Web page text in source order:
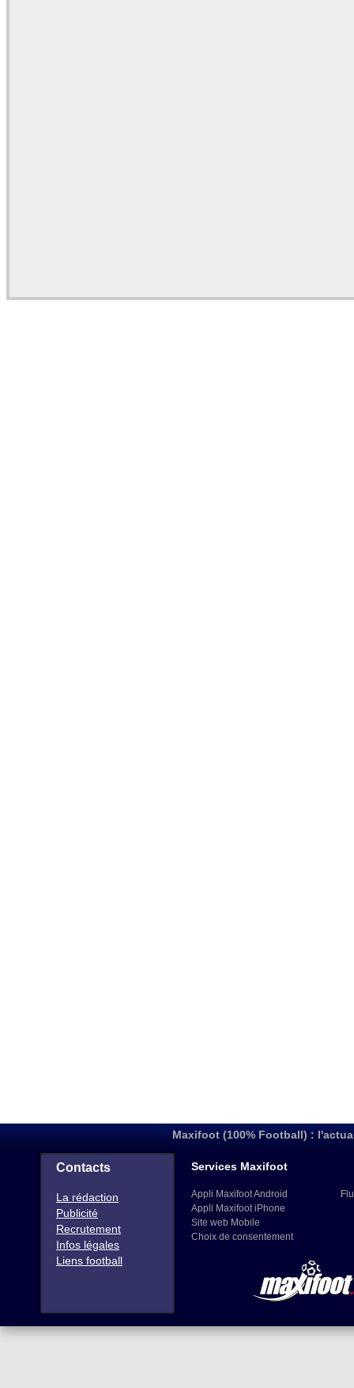
Maxifoot (100% Football) :
Contacts
La rédaction
Publicité
Recrutement
Infos légales
Liens football
Services Maxifoot
Appli Maxifoot Android
Appli Maxifoot iPhone
Site web Mobile
Choix de consentement